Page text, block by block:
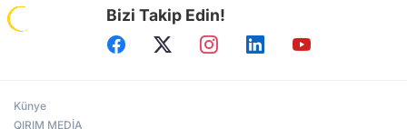
Bizi Takip Edin!
Künye
QIRIM MEDİA